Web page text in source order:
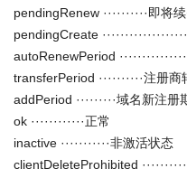
pendingRenew ··········即将
pendingCreate
autoRenewPeriod
transferPeriod ··········注册
addPeriod ·········域名新注册
ok ············正常
inactive ···········非激活状态
clientDeleteProhibited